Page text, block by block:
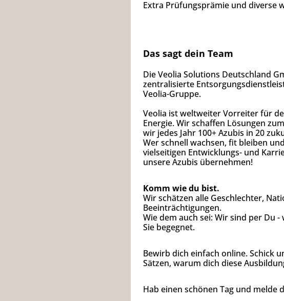
Extra Prüfungsprämie und diverse
Das sagt dein Team
Die Veolia Solutions Deutschland
zentralisierte
Veolia-Gruppe.
Veolia ist weltweiter Vorreiter für
Energie. Wir schaffen Lösungen
wir jedes Jahr 100+ Azubis in 20
Wer schnell wachsen, fit bleiben
vielseitigen Entwicklungs- und
unsere Azubis übernehmen!
Komm wie du bist.
Wir schätzen alle Geschlechter,
Beeinträchtigungen.
Wie dem auch sei: Wir sind per Du
Sie begegnet.
Bewirb dich einfach online. Schick
Sätzen, warum dich diese
Hab einen schönen Tag und melde